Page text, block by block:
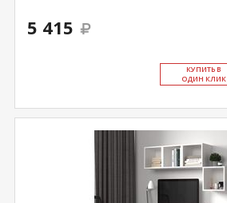
5 415
КУ­ПИТЬ В
ОДИН КЛИК